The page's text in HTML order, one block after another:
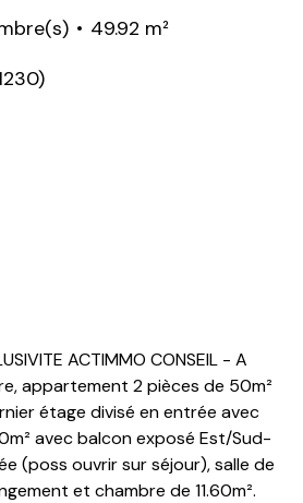
49.92 m²
ACTIMMO CONSEIL - A
appartement 2 pièces de 50m²
étage divisé en entrée avec
avec balcon exposé Est/Sud-
(poss ouvrir sur séjour), salle de
et chambre de 11.60m².